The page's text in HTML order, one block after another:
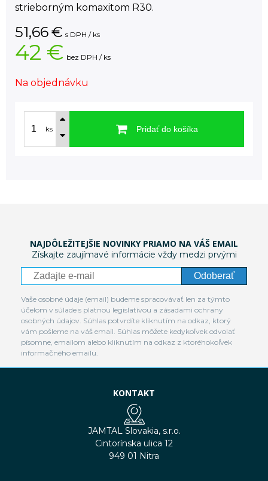
strieborným komaxitom R30.
51,66€ s DPH / ks
42 € bez DPH / ks
Na objednávku
ks Pridať do košíka
NAJDÔLEŽITEJŠIE NOVINKY PRIAMO NA VÁŠ EMAIL
Získajte zaujímavé informácie vždy medzi prvými
Odoberať
Vaše osobné údaje (email) budeme spracovávať len za týmto
účelom v súlade s platnou legislatívou a zásadami ochrany
osobných údajov. Súhlas potvrdíte kliknutím na odkaz, ktorý
vám pošleme na váš email. Súhlas môžete kedykoľvek odvolať
písomne, emailom alebo kliknutím na odkaz z ktoréhokoľvek
informačného emailu.
KONTAKT
JAMTAL Slovakia, s.r.o.
Cintorínska ulica 12
949 01 Nitra